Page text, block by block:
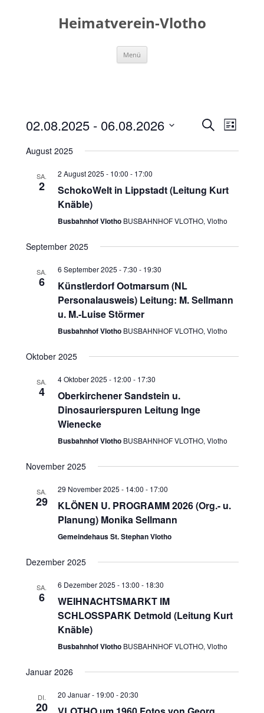
Heimatverein-Vlotho
Menü
Veranstaltungen
Suche
Navigation
SucheListe
02.08.2025 - 06.08.2026
wählen.
August 2025
SA.
2
2 August 2025 - 10:00 - 17:00
SchokoWelt in Lippstadt (Leitung Kurt
Knäble)
Busbahnhof Vlotho BUSBAHNHOF VLOTHO, Vlotho
September 2025
SA.
6
6 September 2025 - 7:30 - 19:30
Künstlerdorf Ootmarsum (NL
Personalausweis) Leitung: M. Sellmann
u. M.-Luise Störmer
Busbahnhof Vlotho BUSBAHNHOF VLOTHO, Vlotho
Oktober 2025
SA.
4
4 Oktober 2025 - 12:00 - 17:30
Oberkirchener Sandstein u.
Dinosaurierspuren Leitung Inge
Wienecke
Busbahnhof Vlotho BUSBAHNHOF VLOTHO, Vlotho
November 2025
SA.
29
29 November 2025 - 14:00 - 17:00
KLÖNEN U. PROGRAMM 2026 (Org.- u.
Planung) Monika Sellmann
Gemeindehaus St. Stephan Vlotho
Dezember 2025
SA.
6
6 Dezember 2025 - 13:00 - 18:30
WEIHNACHTSMARKT IM
SCHLOSSPARK Detmold (Leitung Kurt
Knäble)
Busbahnhof Vlotho BUSBAHNHOF VLOTHO, Vlotho
Januar 2026
DI.
20
20 Januar - 19:00 -20:30